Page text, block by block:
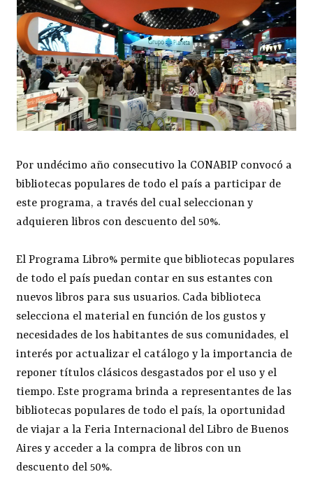
Por undécimo año consecutivo la CONABIP convocó a
bibliotecas populares de todo el país a participar de
este programa, a través del cual seleccionan y
adquieren libros con descuento del 50%.
El Programa Libro% permite que bibliotecas populares
de todo el país puedan contar en sus estantes con
nuevos libros para sus usuarios. Cada biblioteca
selecciona el material en función de los gustos y
necesidades de los habitantes de sus comunidades, el
interés por actualizar el catálogo y la importancia de
reponer títulos clásicos desgastados por el uso y el
tiempo. Este programa brinda a representantes de las
bibliotecas populares de todo el país, la oportunidad
de viajar a la Feria Internacional del Libro de Buenos
Aires y acceder a la compra de libros con un
descuento del 50%.